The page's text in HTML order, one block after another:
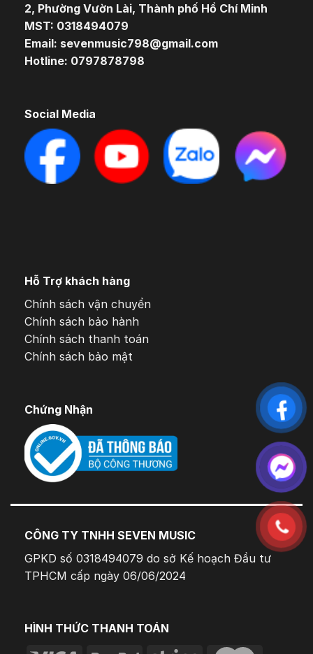
2, Phường Vườn Lài, Thành phố Hồ Chí Minh
MST: 0318494079
Email: sevenmusic798@gmail.com
Hotline: 0797878798
Social Media
Hỗ Trợ khách hàng
Chính sách vận chuyển
Chính sách bảo hành
Chính sách thanh toán
Chính sách bảo mật
Chứng Nhận
CÔNG TY TNHH SEVEN MUSIC
GPKD số 0318494079 do sở Kế hoạch Đầu tư
TPHCM cấp ngày 06/06/2024
HÌNH THỨC THANH TOÁN